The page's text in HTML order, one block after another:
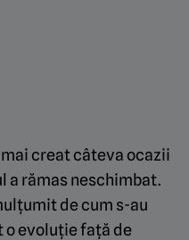
creat câteva ocazii
a rămas neschimbat.
de cum s-au
o evoluție față de